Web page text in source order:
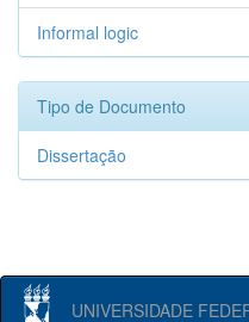
Informal logic
Tipo de Documento
Dissertação
UNIVERSIDADE